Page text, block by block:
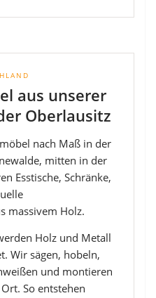
aus unserer
Oberlausitz
nach Maß in der
mitten in der
Esstische, Schränke,
massivem Holz.
Holz und Metall
Wir sägen, hobeln,
und montieren
So entstehen